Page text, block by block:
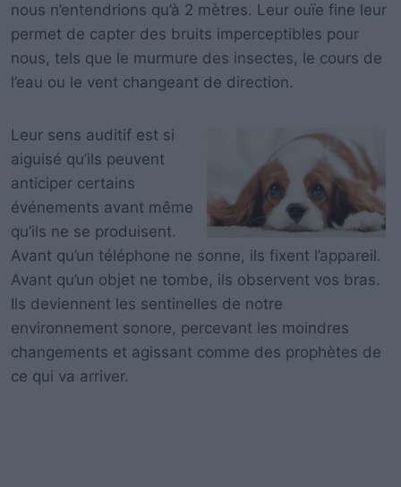
nous n’entendrions qu’à 2 mètres. Leur ouïe fine leur
permet de capter des bruits imperceptibles pour
nous, tels que le murmure des insectes, le cours de
l’eau ou le vent changeant de direction.
Leur sens auditif est si
aiguisé qu’ils peuvent
anticiper certains
événements avant même
qu’ils ne se produisent.
Avant qu’un téléphone ne sonne, ils fixent l’appareil.
Avant qu’un objet ne tombe, ils observent vos bras.
Ils deviennent les sentinelles de notre
environnement sonore, percevant les moindres
changements et agissant comme des prophètes de
ce qui va arriver.